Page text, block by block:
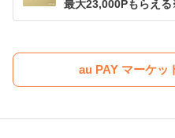
最大23,000Pもらえ
au PAY マーケッ